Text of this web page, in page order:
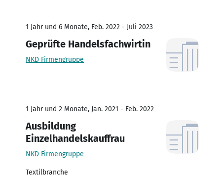
1 Jahr und 6 Monate, Feb. 2022 - Juli 2023
Geprüfte Handelsfachwirtin
NKD Firmengruppe
1 Jahr und 2 Monate, Jan. 2021 - Feb. 2022
Ausbildung
Einzelhandelskauffrau
NKD Firmengruppe
Textilbranche